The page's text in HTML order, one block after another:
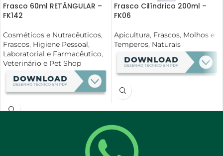
Frasco 60ml RETÂNGULAR –
FK142
Cosméticos e Nutracêuticos,
Frascos, Higiene Pessoal,
Laboratorial e Farmacêutico,
Veterinário e Pet Shop
Frasco Cilíndrico 200ml –
FK06
Apicultura, Frascos, Molhos e
Temperos, Naturais